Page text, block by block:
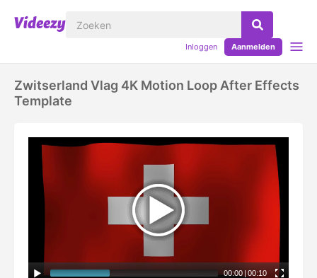
Inloggen Aanmelden
Zwitserland Vlag 4K Motion Loop After Effects
Template
00:00 | 00:10